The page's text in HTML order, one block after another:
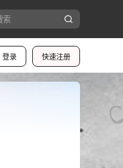
登录 快速注册